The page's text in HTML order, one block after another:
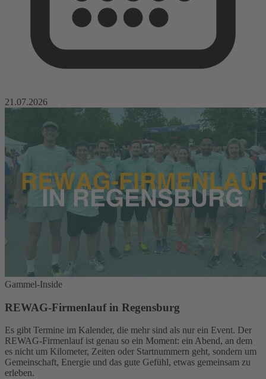
21.07.2026
Gammel-Inside
REWAG-Firmenlauf in Regensburg
Es gibt Termine im Kalender, die mehr sind als nur ein Event. Der
REWAG-Firmenlauf ist genau so ein Moment: ein Abend, an dem
es nicht um Kilometer, Zeiten oder Startnummern geht, sondern um
Gemeinschaft, Energie und das gute Gefühl, etwas gemeinsam zu
erleben.